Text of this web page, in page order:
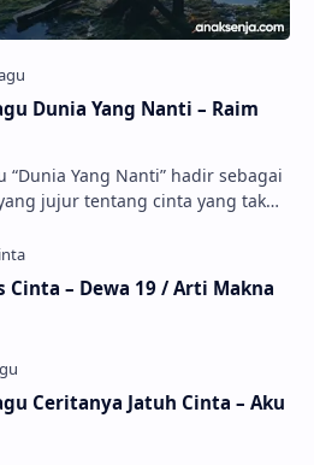
Dunia Yang Nanti – Raim
jujur tentang cinta yang tak
– Dewa 19 / Arti Makna
Ceritanya Jatuh Cinta – Aku